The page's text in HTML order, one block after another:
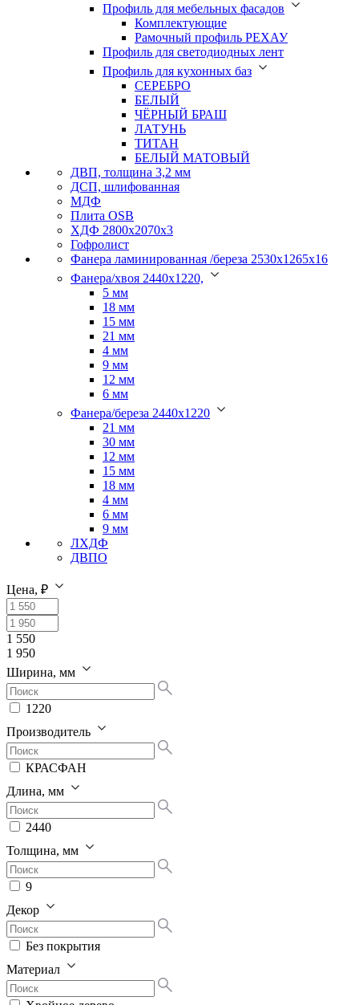
Профиль для мебельных фасадов
Комплектующие
Рамочный профиль РЕХАУ
Профиль для светодиодных лент
Профиль для кухонных баз
СЕРЕБРО
БЕЛЫЙ
ЧЁРНЫЙ БРАШ
ЛАТУНЬ
ТИТАН
БЕЛЫЙ МАТОВЫЙ
ДВП, толщина 3,2 мм
ДСП, шлифованная
МДФ
Плита OSB
ХДФ 2800х2070х3
Гофролист
Фанера ламинированная /береза 2530х1265х16
Фанера/хвоя 2440х1220,
5 мм
18 мм
15 мм
21 мм
4 мм
9 мм
12 мм
6 мм
Фанера/береза 2440х1220
21 мм
30 мм
12 мм
15 мм
18 мм
4 мм
6 мм
9 мм
ЛХДФ
ДВПО
Цена, ₽
1 550
1 950
Ширина, мм
1220
Производитель
КРАСФАН
Длина, мм
2440
Толщина, мм
9
Декор
Без покрытия
Материал